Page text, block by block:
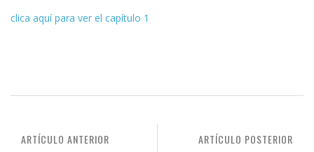
clica aquí para ver el capítulo 1
ARTÍCULO POSTERIOR
ARTÍCULO ANTERIOR